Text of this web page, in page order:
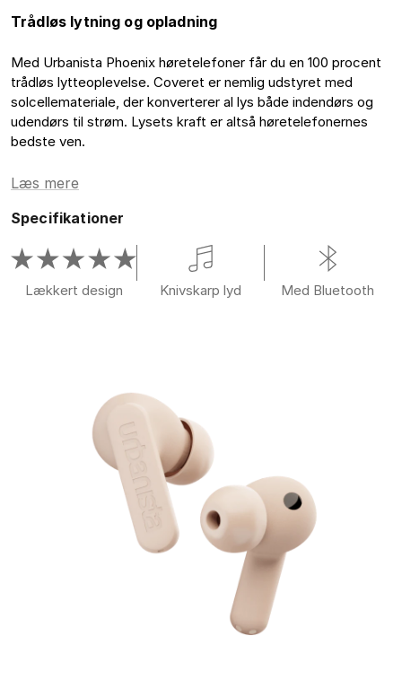
Trådløs lytning og opladning
Med Urbanista Phoenix høretelefoner får du en 100 procent
trådløs lytteoplevelse. Coveret er nemlig udstyret med
solcellemateriale, der konverterer al lys både indendørs og
udendørs til strøm. Lysets kraft er altså høretelefonernes
bedste ven.
Læs mere
Specifikationer
Lækkert design Knivskarp lyd Med Bluetooth